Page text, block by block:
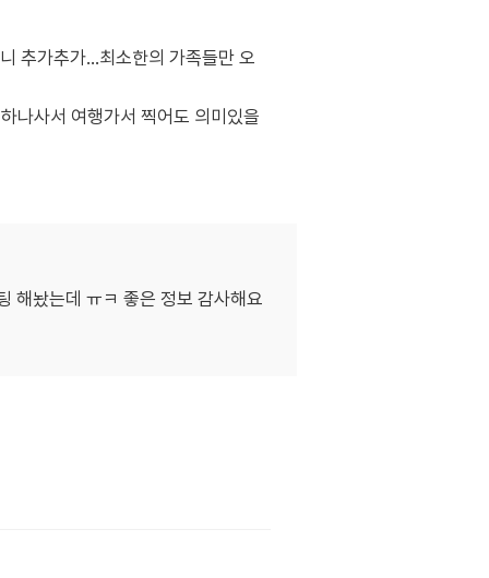
추가추가...최소한의 가족들만 오
나사서 여행가서 찍어도 의미있을
해놨는데 ㅠㅋ 좋은 정보 감사해요